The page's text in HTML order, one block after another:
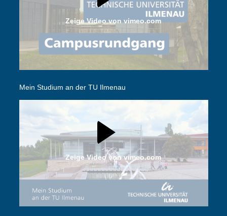
Zeige Video von vimeo.com
Mein Studium an der TU Ilmenau
Zeige Video von vimeo.com